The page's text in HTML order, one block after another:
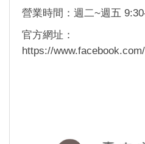
營業時間：週二~週五
官方網址：
https://